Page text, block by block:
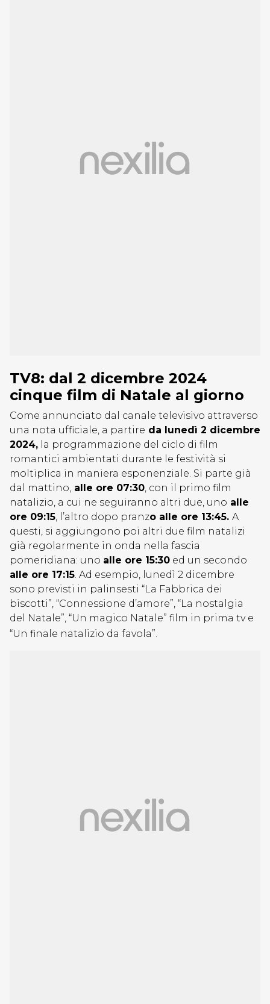
TV8: dal 2 dicembre 2024
cinque film di Natale al giorno
Come annunciato dal canale televisivo attraverso
una nota ufficiale, a partire da lunedì 2 dicembre
2024, la programmazione del ciclo di film
romantici ambientati durante le festività si
moltiplica in maniera esponenziale. Si parte già
dal mattino, alle ore 07:30, con il primo film
natalizio, a cui ne seguiranno altri due, uno alle
ore 09:15, l’altro dopo pranzo alle ore 13:45. A
questi, si aggiungono poi altri due film natalizi
già regolarmente in onda nella fascia
pomeridiana: uno alle ore 15:30 ed un secondo
alle ore 17:15. Ad esempio, lunedì 2 dicembre
sono previsti in palinsesti “La Fabbrica dei
biscotti”, “Connessione d’amore”, “La nostalgia
del Natale”, “Un magico Natale” film in prima tv e
“Un finale natalizio da favola”.